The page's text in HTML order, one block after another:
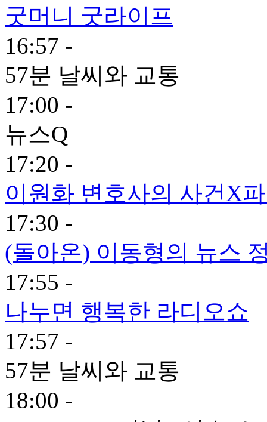
굿머니 굿라이프
16:57 -
57분 날씨와 교통
17:00 -
뉴스Q
17:20 -
이원화 변호사의 사건X
17:30 -
(돌아온) 이동형의 뉴스
17:55 -
나누면 행복한 라디오쇼
17:57 -
57분 날씨와 교통
18:00 -